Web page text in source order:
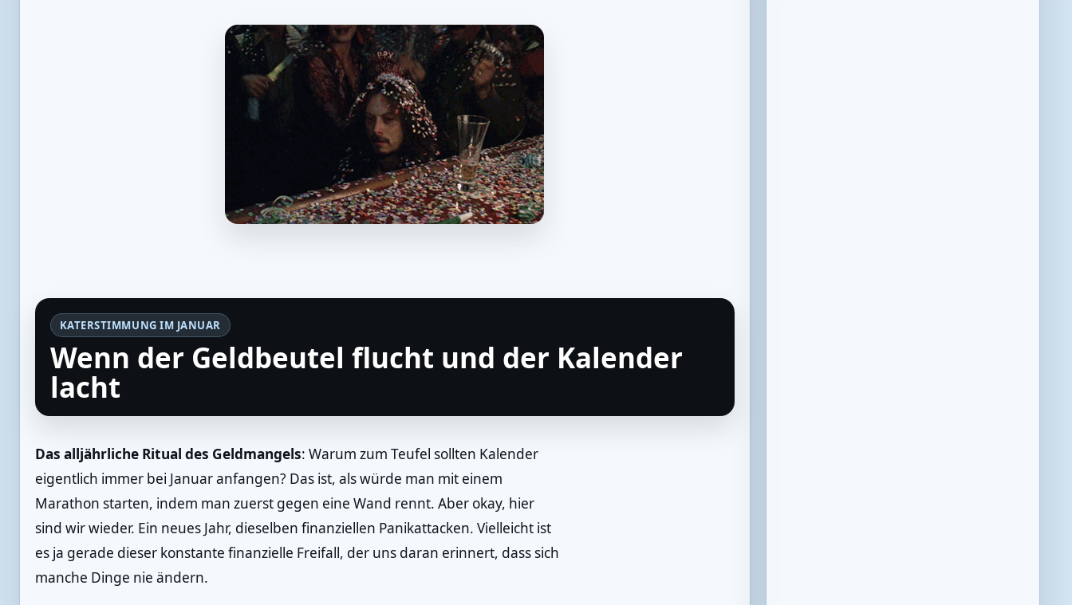
KATERSTIMMUNG IM JANUAR
Wenn der Geldbeutel flucht und der Kalender
lacht
Das alljährliche Ritual des Geldmangels: Warum zum Teufel sollten Kalender
eigentlich immer bei Januar anfangen? Das ist, als würde man mit einem
Marathon starten, indem man zuerst gegen eine Wand rennt. Aber okay, hier
sind wir wieder. Ein neues Jahr, dieselben finanziellen Panikattacken. Vielleicht ist
es ja gerade dieser konstante finanzielle Freifall, der uns daran erinnert, dass sich
manche Dinge nie ändern.